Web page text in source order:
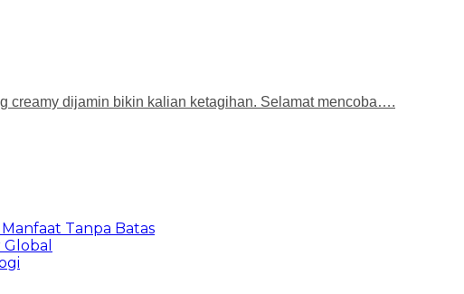
creamy dijamin bikin kalian ketagihan. Selamat mencoba….
Tanpa Batas